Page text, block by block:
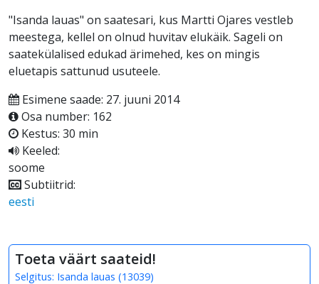
"Isanda lauas" on saatesari, kus Martti Ojares vestleb
meestega, kellel on olnud huvitav elukäik. Sageli on
saatekülalised edukad ärimehed, kes on mingis
eluetapis sattunud usuteele.
Esimene saade: 27. juuni 2014
Osa number: 162
Kestus: 30 min
Keeled:
soome
Subtiitrid:
eesti
Toeta väärt saateid!
Selgitus: Isanda lauas (13039)